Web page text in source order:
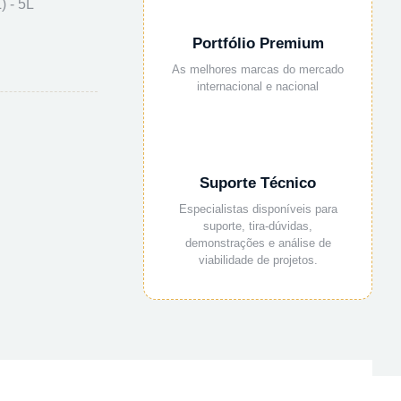
5L
Portfólio Premium
As melhores marcas do mercado
internacional e nacional
Suporte Técnico
Especialistas disponíveis para
suporte, tira-dúvidas,
demonstrações e análise de
viabilidade de projetos.